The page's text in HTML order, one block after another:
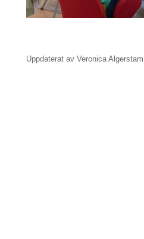
Uppdaterat av Veronica